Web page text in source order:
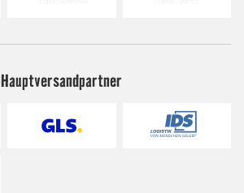
Hauptversandpartner